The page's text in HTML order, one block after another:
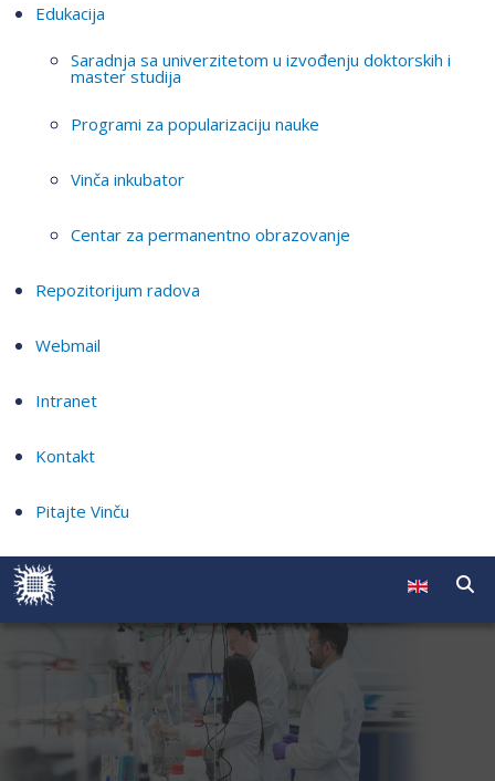
Edukacija
Saradnja sa univerzitetom u izvođenju doktorskih i
master studija
Programi za popularizaciju nauke
Vinča inkubator
Centar za permanentno obrazovanje
Repozitorijum radova
Webmail
Intranet
Kontakt
Pitajte Vinču